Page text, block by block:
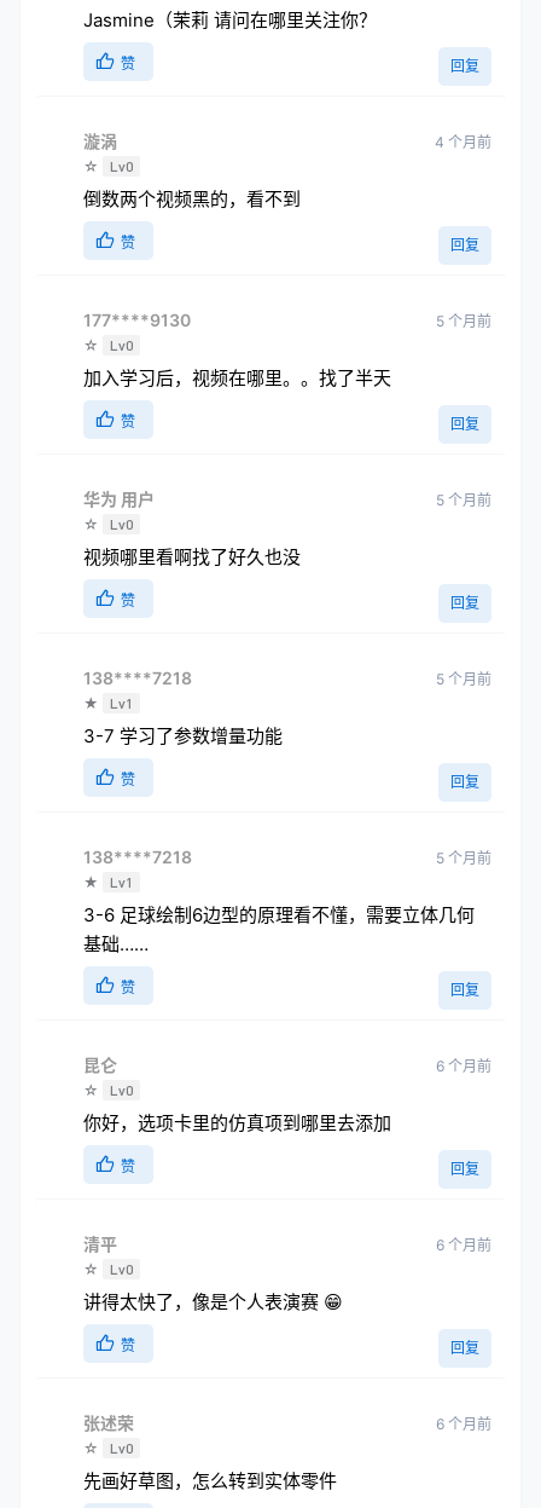
Jasmine（茉莉 请问在哪里关注你？
赞 回复
漩涡
☆ Lv0
4 个月前
倒数两个视频黑的，看不到
赞 回复
177****9130
☆ Lv0
5 个月前
加入学习后，视频在哪里。。找了半天
赞 回复
华为 用户
☆ Lv0
5 个月前
视频哪里看啊找了好久也没
赞 回复
138****7218
★ Lv1
5 个月前
3-7 学习了参数增量功能
赞 回复
138****7218
★ Lv1
5 个月前
3-6 足球绘制6边型的原理看不懂，需要立体几何
基础……
赞 回复
昆仑
☆ Lv0
6 个月前
你好，选项卡里的仿真项到哪里去添加
赞 回复
清平
☆ Lv0
6 个月前
讲得太快了，像是个人表演赛 😁
赞 回复
张述荣
☆ Lv0
6 个月前
先画好草图，怎么转到实体零件